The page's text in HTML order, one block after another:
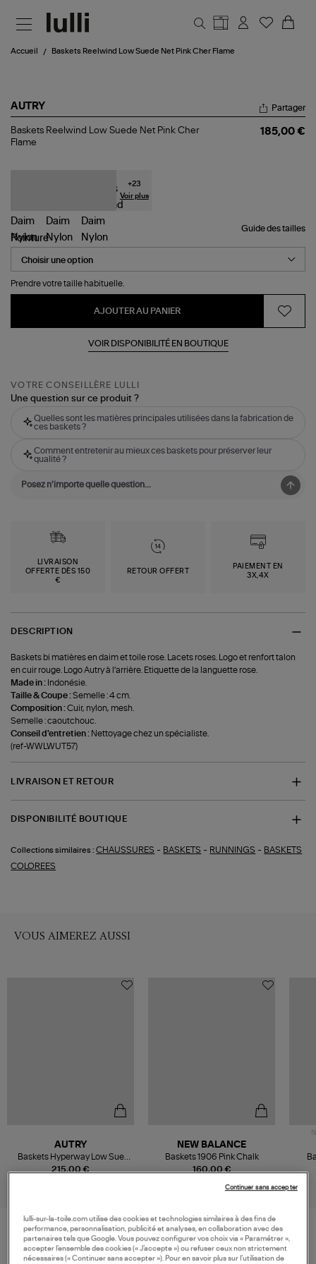
Accueil Baskets Reelwind Low Suede Net Pink Cher Flame
AUTRY
Baskets
Reelwind
Partager
Baskets Reelwind Low Suede Net Pink Cher
Flame
185,00 €
+23
Voir plus
Guide des tailles
Pointure
Prendre votre taille habituelle.
AJOUTER AU PANIER
VOIR DISPONIBILITÉ EN BOUTIQUE
VOTRE CONSEILLÈRE LULLI
Une question sur ce produit ?
Quelles sont les matières principales utilisées dans la fabrication de
ces baskets ?
Comment entretenir au mieux ces baskets pour préserver leur
qualité ?
LIVRAISON
OFFERTE DÈS 150
€
RETOUR OFFERT
PAIEMENT EN
3X,4X
DESCRIPTION
Baskets bi matières en daim et toile rose. Lacets roses. Logo et renfort talon
en cuir rouge. Logo Autry à l'arrière. Etiquette de la languette rose.
Made in : Indonésie.
Taille & Coupe :Semelle : 4 cm.
Composition :Cuir, nylon, mesh.
Semelle : caoutchouc.
Conseil d'entretien : Nettoyage chez un spécialiste.
(ref-WWLWUT57)
LIVRAISON ET RETOUR
DISPONIBILITÉ BOUTIQUE
Collections similaires : CHAUSSURES - BASKETS - RUNNINGS - BASKETS
COLOREES
VOUS AIMEREZ AUSSI
215,00 €
AUTRY
Baskets Hyperway Low Sue
Meshact Phar Dolphin
160,00 €
NEW BALANCE
Baskets 1906 Pink Chalk
VOS DERNIERS PRODUITS VUS
lulli-sur-la-toile.com utilise des cookies et technologies similaires à des fins de
performance, personnalisation, publicité et analyses, en collaboration avec des
partenaires tels que Google. Vous pouvez configurer vos choix via « Paramétrer »,
accepter l’ensemble des cookies (« J’accepte ») ou refuser ceux non strictement
nécessaires (« Continuer sans accepter »). Pour en savoir plus sur l’utilisation de
Continuer sans accepter